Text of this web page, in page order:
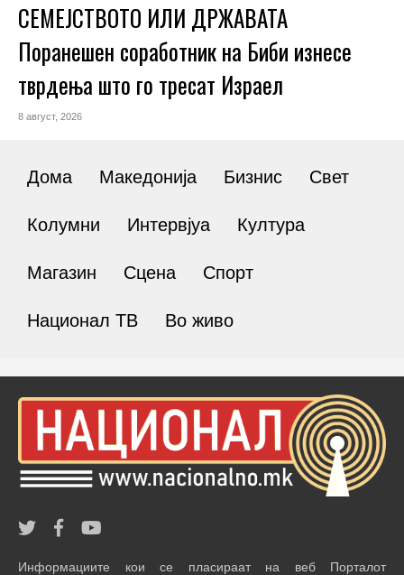
СЕМЕЈСТВОТО ИЛИ ДРЖАВАТА
Поранешен соработник на Биби изнесе
тврдења што го тресат Израел
8 август, 2026
Дома Македонија Бизнис Свет
Колумни Интервјуа Култура
Магазин Сцена Спорт
Национал ТВ Во живо
Информациите кои се пласираат на веб Порталот